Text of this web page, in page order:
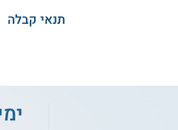
תנאי קבלה